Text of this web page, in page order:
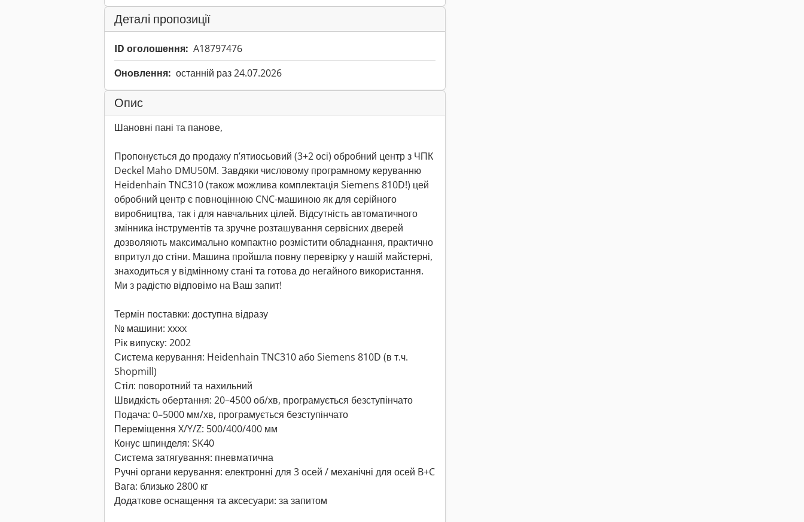
Деталі пропозиції
ID оголошення: A18797476
Оновлення: останній раз 24.07.2026
Опис
Шановні пані та панове,
Пропонується до продажу п’ятиосьовий (3+2 осі) обробний центр з ЧПК
Deckel Maho DMU50M. Завдяки числовому програмному керуванню
Heidenhain TNC310 (також можлива комплектація Siemens 810D!) цей
обробний центр є повноцінною CNC-машиною як для серійного
виробництва, так і для навчальних цілей. Відсутність автоматичного
змінника інструментів та зручне розташування сервісних дверей
дозволяють максимально компактно розмістити обладнання, практично
впритул до стіни. Машина пройшла повну перевірку у нашій майстерні,
знаходиться у відмінному стані та готова до негайного використання.
Ми з радістю відповімо на Ваш запит!
Термін поставки: доступна відразу
№ машини: xxxx
Рік випуску: 2002
Система керування: Heidenhain TNC310 або Siemens 810D (в т.ч.
Shopmill)
Стіл: поворотний та нахильний
Швидкість обертання: 20–4500 об/хв, програмується безступінчато
Подача: 0–5000 мм/хв, програмується безступінчато
Переміщення X/Y/Z: 500/400/400 мм
Конус шпинделя: SK40
Система затягування: пневматична
Ручні органи керування: електронні для 3 осей / механічні для осей B+C
Вага: близько 2800 кг
Додаткове оснащення та аксесуари: за запитом